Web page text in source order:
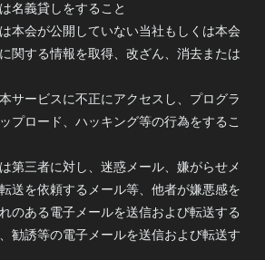
名義貸しをすること
本会が公開していない当社もしくは本会
関する情報を取得、改ざん、消去または
サービスに不正にアクセスし、プログラ
プロード、ハッキング等の行為をするこ
第三者に対し、迷惑メール、嫌がらせメ
送を依頼するメール等、他者が嫌悪感を
のある電子メールを送信および転送する
勧誘等の電子メールを送信および転送す